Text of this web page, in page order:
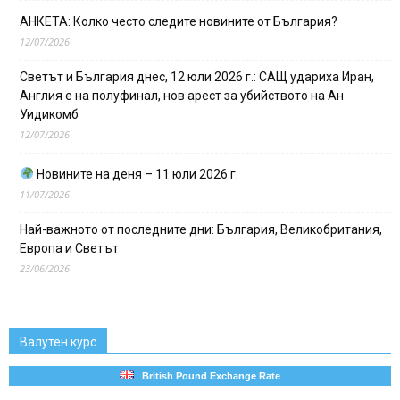
АНКЕТА: Колко често следите новините от България?
12/07/2026
Светът и България днес, 12 юли 2026 г.: САЩ удариха Иран,
Англия е на полуфинал, нов арест за убийството на Ан
Уидикомб
12/07/2026
Новините на деня – 11 юли 2026 г.
11/07/2026
Най-важното от последните дни: България, Великобритания,
Европа и Светът
23/06/2026
Валутен курс
British Pound Exchange Rate